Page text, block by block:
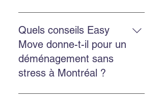
Il faut prévoir les documents
douaniers, coordonner
l’exportation, obtenir un devis
précis et travailler avec un
transporteur qui connaît les règles
internationales.
Quels conseils Easy
Move donne-t-il pour un
déménagement sans
stress à Montréal ?
Réservez tôt, choisissez une